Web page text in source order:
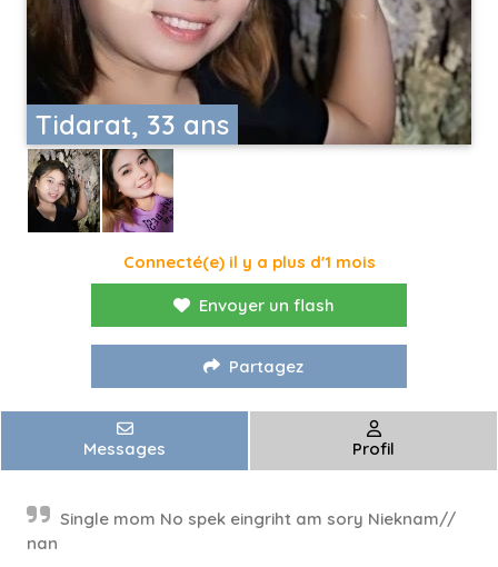
Tidarat, 33 ans
Connecté(e) il y a plus d'1 mois
Envoyer un flash
Partagez
Messages Profil
Single mom No spek eingriht am sory Nieknam//
nan